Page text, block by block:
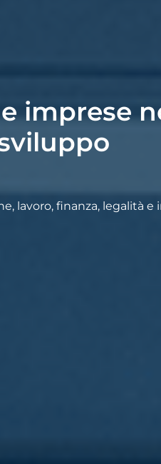
imprese
lavoro, finanza, legalità e